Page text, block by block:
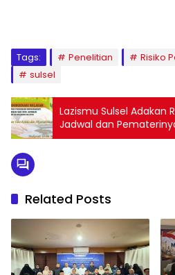
Tags: Penelitian
Risiko
sulsel
Lazismu Sulsel Adakan
Jadwal dan
Related Posts